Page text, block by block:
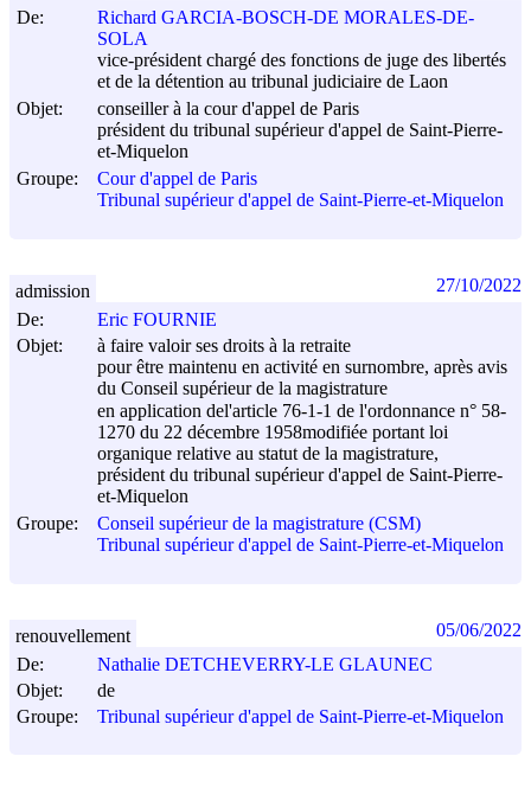
De:
Richard GARCIA-BOSCH-DE MORALES-DE-
SOLA
vice-président chargé des fonctions de juge des libertés
et de la détention au tribunal judiciaire de Laon
Objet:
conseiller à la cour d'appel de Paris
président du tribunal supérieur d'appel de Saint-Pierre-
et-Miquelon
Groupe:
Cour d'appel de Paris
Tribunal supérieur d'appel de Saint-Pierre-et-Miquelon
De:
Eric FOURNIE
Objet:
à faire valoir ses droits à la retraite
pour être maintenu en activité en surnombre, après avis
du Conseil supérieur de la magistrature
en application del'article 76-1-1 de l'ordonnance n° 58-
1270 du 22 décembre 1958modifiée portant loi
organique relative au statut de la magistrature,
président du tribunal supérieur d'appel de Saint-Pierre-
et-Miquelon
Groupe:
Conseil supérieur de la magistrature (CSM)
Tribunal supérieur d'appel de Saint-Pierre-et-Miquelon
admission 27/10/2022
De:
Nathalie DETCHEVERRY-LE GLAUNEC
Objet:
de
Groupe:
Tribunal supérieur d'appel de Saint-Pierre-et-Miquelon
renouvellement 05/06/2022